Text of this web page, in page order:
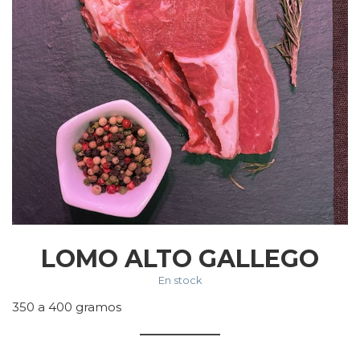
LOMO ALTO GALLEGO
En stock
350 a 400 gramos